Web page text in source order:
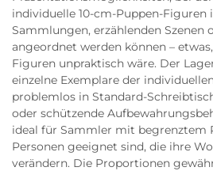
individuelle 10-cm-Puppen-Figuren
Sammlungen, erzählenden Szenen
angeordnet werden können –
Figuren unpraktisch wäre. Der
einzelne Exemplare der
problemlos in Standard-
oder schützende
ideal für Sammler mit begrenztem
Personen geeignet sind, die ihre
verändern. Die Proportionen